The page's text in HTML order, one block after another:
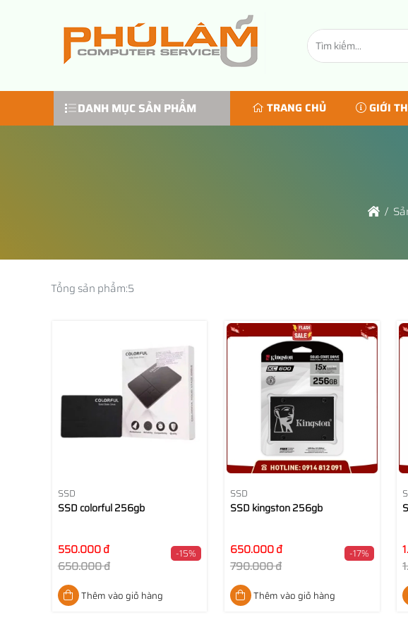
DANH MỤC SẢN PHẨM TRANG CHỦ GIỚI
Tổng sản phẩm:5
SSD
SSD colorful 256gb
550.000 đ
650.000 đ
-15%
Thêm vào giỏ hàng
SSD
SSD kingston 256gb
650.000 đ
790.000 đ
-17%
Thêm vào giỏ hàng